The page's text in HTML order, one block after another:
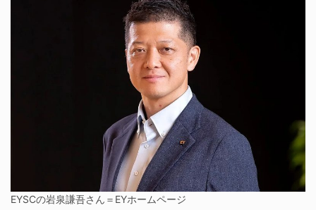
EYSCの岩泉謙吾さん＝EYホームページ